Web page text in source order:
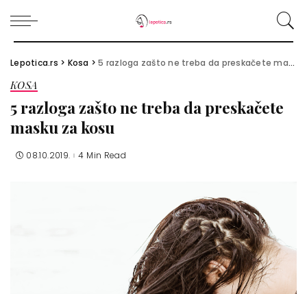
Lepotica.rs > Kosa >5 razloga zašto ne treba da preskačete masku za kosu
KOSA
5 razloga zašto ne treba da preskačete
masku za kosu
08.10.2019. 4 Min Read